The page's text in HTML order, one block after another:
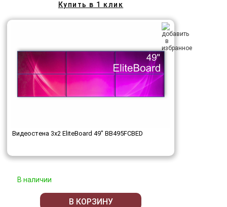
Купить в 1 клик
Видеостена 3x2 EliteBoard 49" BB495FCBED
В наличии
В КОРЗИНУ